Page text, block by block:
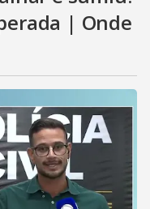
| Onde